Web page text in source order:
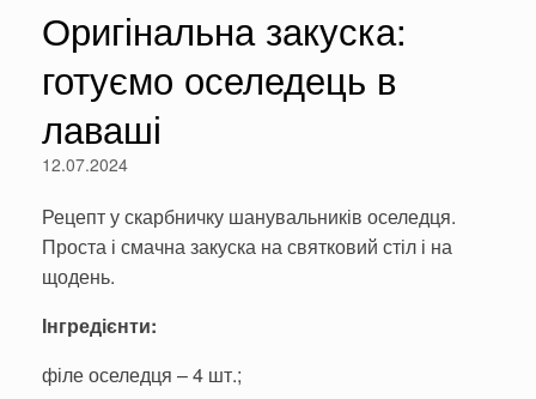
Оригінальна закуска:
готуємо оселедець в
лаваші
12.07.2024
Рецепт у скарбничку шанувальників оселедця.
Проста і смачна закуска на святковий стіл і на
щодень.
Інгредієнти:
філе оселедця – 4 шт.;